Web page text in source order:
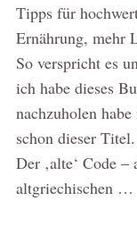
Tipps für
Ernährung, mehr
So verspricht es
ich habe dieses
nachzuholen
schon dieser
Der ‚alte‘ Code –
altgriechischen …